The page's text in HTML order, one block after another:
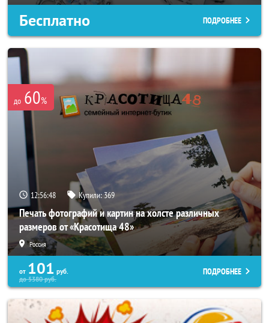
Бесплатно ПОДРОБНЕЕ
до 60%
12:56:44 Купили:369
Печать фотографий и картин на холсте различных
размеров от «Красотища 48»
Россия
от 101 руб.
до5380руб.
ПОДРОБНЕЕ